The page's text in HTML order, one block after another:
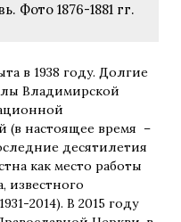
Фото 1876-1881 гг.
в 1938 году. Долгие
Владимирской
(в настоящее время –
десятилетия
как место работы
известного
2014). В 2015 году